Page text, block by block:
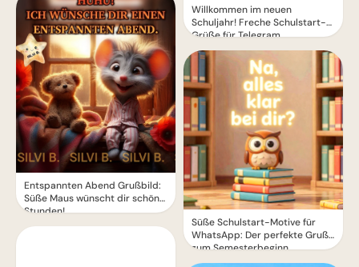
Entspannten Abend Grußbild:
Süße Maus wünscht dir schöne
Stunden!
Willkommen im neuen
Schuljahr! Freche Schulstart-
Grüße für Telegram
Süße Schulstart-Motive für
WhatsApp: Der perfekte Gruß
zum Semesterbeginn